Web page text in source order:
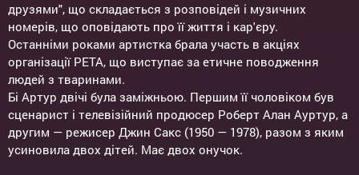
друзями", що складається з розповідей і музичних
номерів, що оповідають про її життя і кар'єру.
Останніми роками артистка брала участь в акціях
організації PETA, що виступає за етичне поводження
людей з тваринами.
Бі Артур двічі була заміжньою. Першим її чоловіком був
сценарист і телевізійний продюсер Роберт Алан Ауртур, а
другим — режисер Джин Сакс (1950 — 1978), разом з яким
усиновила двох дітей. Має двох онучок.